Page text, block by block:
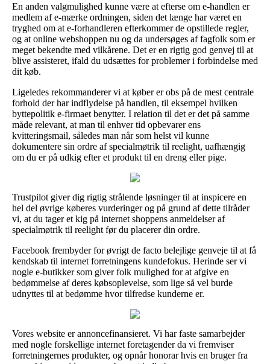
En anden valgmulighed kunne være at efterse om e-handlen er
medlem af e-mærke ordningen, siden det længe har været en
tryghed om at e-forhandleren efterkommer de opstillede regler,
og at online webshoppen nu og da undersøges af fagfolk som er
meget bekendte med vilkårene. Det er en rigtig god genvej til at
blive assisteret, ifald du udsættes for problemer i forbindelse med
dit køb.
Ligeledes rekommanderer vi at køber er obs på de mest centrale
forhold der har indflydelse på handlen, til eksempel hvilken
byttepolitik e-firmaet benytter. I relation til det er det på samme
måde relevant, at man til enhver tid opbevarer ens
kvitteringsmail, således man når som helst vil kunne
dokumentere sin ordre af specialmøtrik til reelight, uafhængig
om du er på udkig efter et produkt til en dreng eller pige.
Trustpilot giver dig rigtig strålende løsninger til at inspicere en
hel del øvrige køberes vurderinger og på grund af dette tilråder
vi, at du tager et kig på internet shoppens anmeldelser af
specialmøtrik til reelight før du placerer din ordre.
Facebook frembyder for øvrigt de facto belejlige genveje til at få
kendskab til internet forretningens kundefokus. Herinde ser vi
nogle e-butikker som giver folk mulighed for at afgive en
bedømmelse af deres købsoplevelse, som lige så vel burde
udnyttes til at bedømme hvor tilfredse kunderne er.
Vores website er annoncefinansieret. Vi har faste samarbejder
med nogle forskellige internet foretagender da vi fremviser
forretningernes produkter, og opnår honorar hvis en bruger fra